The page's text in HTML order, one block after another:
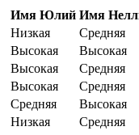
Имя Юлий Имя
Низкая
Средняя
Высокая
Высокая
Высокая
Средняя
Высокая
Средняя
Средняя
Высокая
Низкая
Средняя